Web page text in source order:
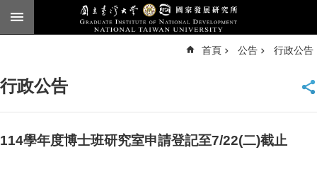
跳到主要內容區塊
臺
頁
首頁 公告 行政公告
行政公告
114學年度博士班研究室申請登記至7/22(二)截止